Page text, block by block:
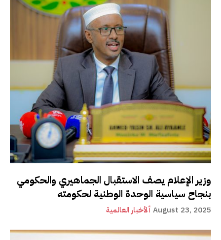
وزير الإعلام يصف الاستقبال الجماهيري والحكومي
بنجاح سياسية الوحدة الوطنية لحكومته
ألأخبار العالمية August 23, 2025